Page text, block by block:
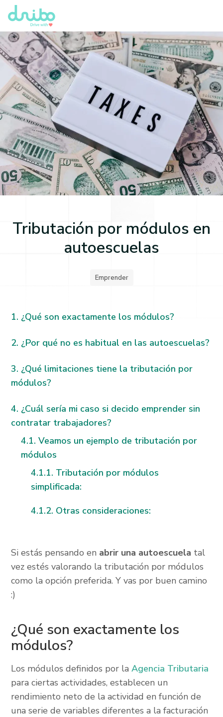
Tributación por módulos en
autoescuelas
Emprender
¿Qué son exactamente los módulos?
¿Por qué no es habitual en las autoescuelas?
¿Qué limitaciones tiene la tributación por
módulos?
¿Cuál sería mi caso si decido emprender sin
contratar trabajadores?
Veamos un ejemplo de tributación por
módulos
Tributación por módulos
simplificada:
Otras consideraciones:
Si estás pensando en abrir una autoescuela tal
vez estés valorando la tributación por módulos
como la opción preferida. Y vas por buen camino
:)
¿Qué son exactamente los
módulos?
Los módulos definidos por laAgencia Tributaria
para ciertas actividades, establecen un
rendimiento neto de la actividad en función de
una serie de variables diferentes a la facturación